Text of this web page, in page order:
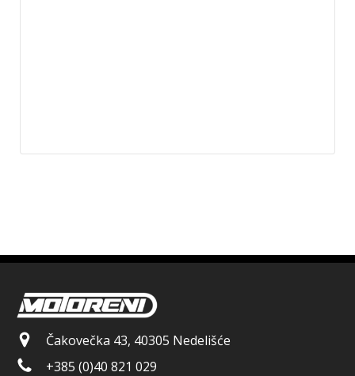
Čakovečka 43, 40305 Nedelišće
+385 (0)40 821 029